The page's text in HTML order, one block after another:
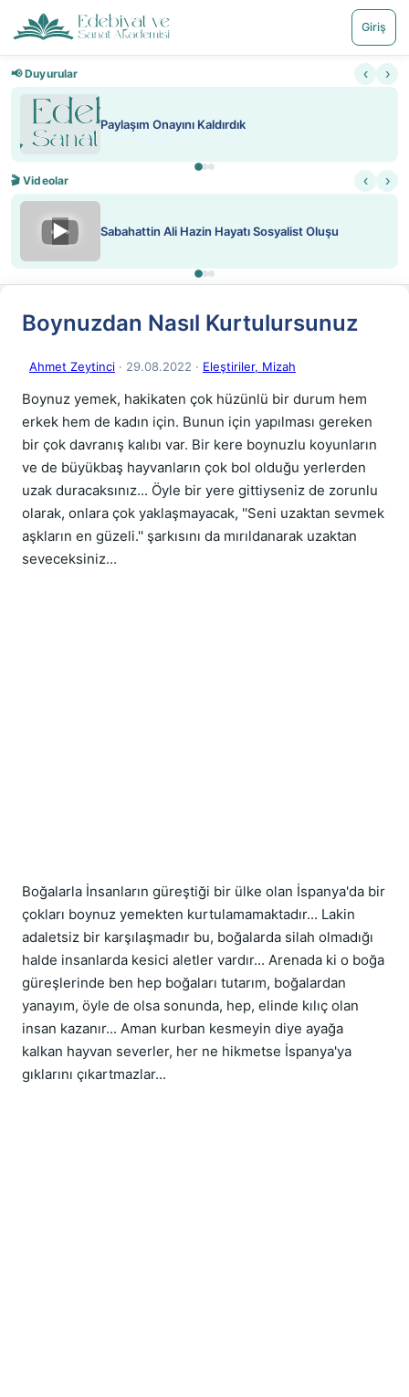
Giriş
📢 Duyurular ‹ ›
Kaldırdık
🎬 Videolar ‹ ›
Hayatı Sosyalist Oluşu ▶ ATEŞ YAKMAK
Boynuzdan Nasıl Kurtulursunuz
Ahmet Zeytinci · 29.08.2022 · Eleştiriler, Mizah
Boynuz yemek, hakikaten çok hüzünlü bir durum hem
erkek hem de kadın için. Bunun için yapılması gereken
bir çok davranış kalıbı var. Bir kere boynuzlu koyunların
ve de büyükbaş hayvanların çok bol olduğu yerlerden
uzak duracaksınız... Öyle bir yere gittiyseniz de zorunlu
olarak, onlara çok yaklaşmayacak, ''Seni uzaktan sevmek
aşkların en güzeli.'' şarkısını da mırıldanarak uzaktan
seveceksiniz...
Boğalarla İnsanların güreştiği bir ülke olan İspanya'da bir
çokları boynuz yemekten kurtulamamaktadır... Lakin
adaletsiz bir karşılaşmadır bu, boğalarda silah olmadığı
halde insanlarda kesici aletler vardır... Arenada ki o boğa
güreşlerinde ben hep boğaları tutarım, boğalardan
yanayım, öyle de olsa sonunda, hep, elinde kılıç olan
insan kazanır... Aman kurban kesmeyin diye ayağa
kalkan hayvan severler, her ne hikmetse İspanya'ya
gıklarını çıkartmazlar...